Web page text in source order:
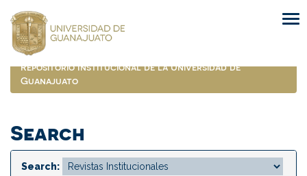
navigation
Repositorio Institucional de la Universidad de
Guanajuato
Search
Search: